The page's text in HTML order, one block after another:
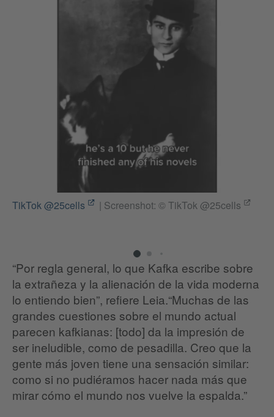
TikTok @25cells | Screenshot: © TikTok @25cells
“Por regla general, lo que Kafka escribe sobre
la extrañeza y la alienación de la vida moderna
lo entiendo bien”, refiere Leia.“Muchas de las
grandes cuestiones sobre el mundo actual
parecen kafkianas: [todo] da la impresión de
ser ineludible, como de pesadilla. Creo que la
gente más joven tiene una sensación similar:
como si no pudiéramos hacer nada más que
mirar cómo el mundo nos vuelve la espalda.”